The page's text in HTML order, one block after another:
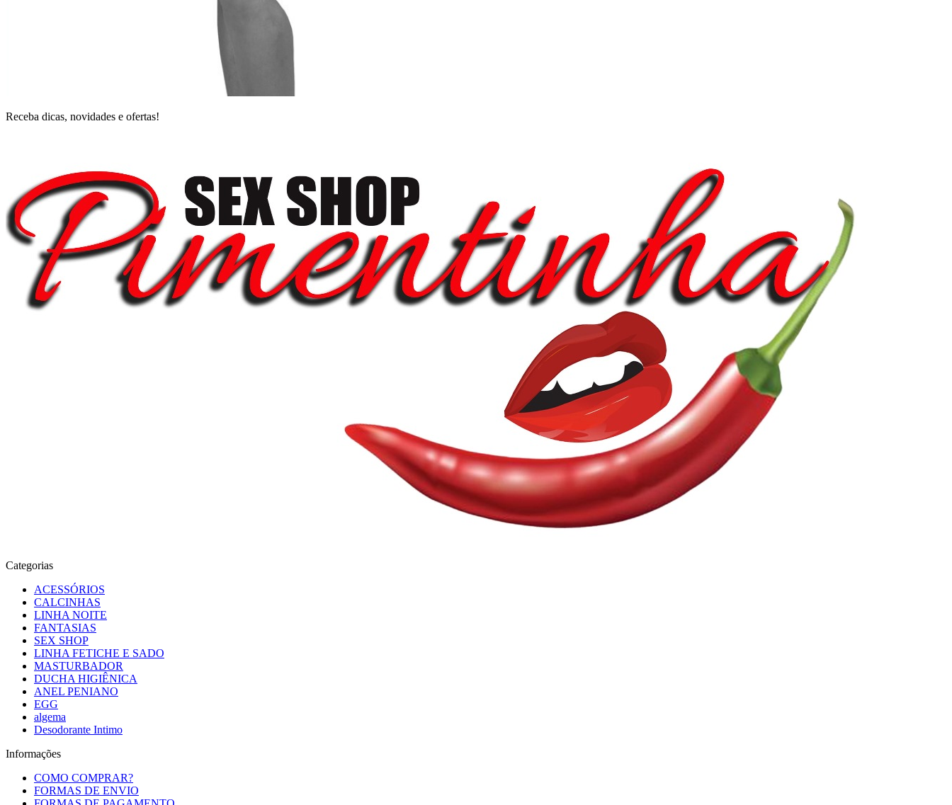
Receba dicas, novidades e ofertas!
Categorias
ACESSÓRIOS
CALCINHAS
LINHA NOITE
FANTASIAS
SEX SHOP
LINHA FETICHE E SADO
MASTURBADOR
DUCHA HIGIÊNICA
ANEL PENIANO
EGG
algema
Desodorante Intimo
Informações
COMO COMPRAR?
FORMAS DE ENVIO